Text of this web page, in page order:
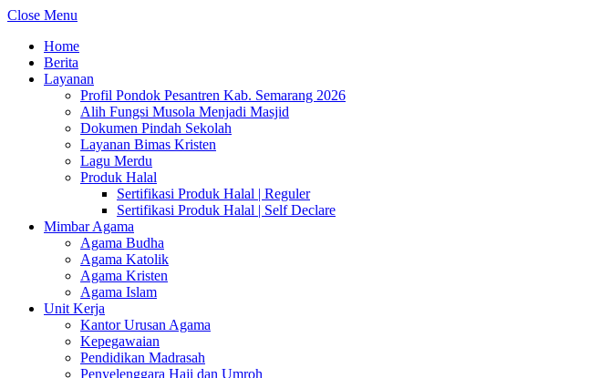
Close Menu
Home
Berita
Layanan
Profil Pondok Pesantren Kab. Semarang 2026
Alih Fungsi Musola Menjadi Masjid
Dokumen Pindah Sekolah
Layanan Bimas Kristen
Lagu Merdu
Produk Halal
Sertifikasi Produk Halal | Reguler
Sertifikasi Produk Halal | Self Declare
Mimbar Agama
Agama Budha
Agama Katolik
Agama Kristen
Agama Islam
Unit Kerja
Kantor Urusan Agama
Kepegawaian
Pendidikan Madrasah
Penyelenggara Haji dan Umroh